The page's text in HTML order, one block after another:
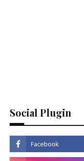
Social Plugin